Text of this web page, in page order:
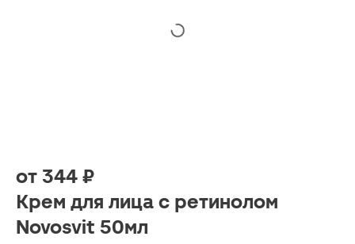
от 344 ₽
Крем для лица с ретинолом
Novosvit 50мл